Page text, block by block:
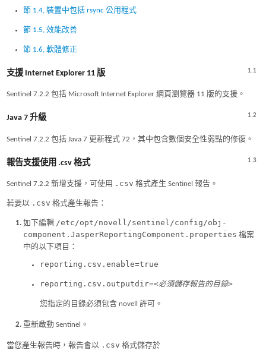
節 1.4, 裝置中包括 rsync 公用程式
節 1.5, 效能改善
節 1.6, 軟體修正
1.1
支援 Internet Explorer 11 版
Sentinel 7.2.2 包括 Microsoft Internet Explorer 網頁瀏覽器 11 版的支援。
1.2
Java 7 升級
Sentinel 7.2.2 包括 Java 7 更新程式 72，其中包含數個安全性弱點的修復。
1.3
報告支援使用 .csv 格式
Sentinel 7.2.2 新增支援，可使用 .csv 格式產生 Sentinel 報告。
若要以 .csv 格式產生報告：
如下編輯 /etc/opt/novell/sentinel/config/obj-
component.JasperReportingComponent.properties 檔案
中的以下項目：
reporting.csv.enable=true
reporting.csv.outputdir=<必須儲存報告的目錄>
您指定的目錄必須包含 novell 許可。
重新啟動 Sentinel。
當您產生報告時，報告會以 .csv 格式儲存於